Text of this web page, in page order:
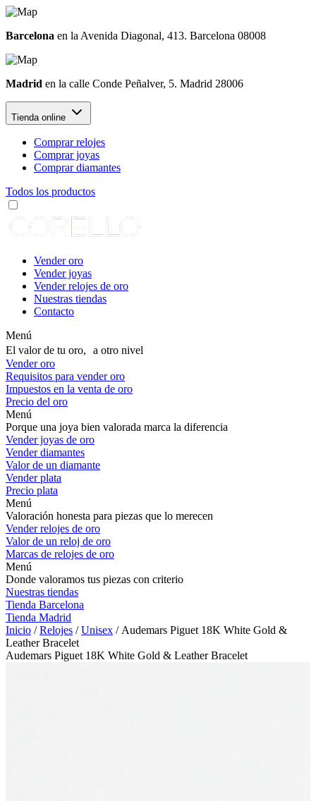
Barcelona en la Avenida Diagonal, 413. Barcelona 08008
Madrid en la calle Conde Peñalver, 5. Madrid 28006
Tienda online
Comprar relojes
Comprar joyas
Comprar diamantes
Todos los productos
Vender oro
Vender joyas
Vender relojes de oro
Nuestras tiendas
Contacto
Menú
El valor de tu oro, a otro nivel
Vender oro
Requisitos para vender oro
Impuestos en la venta de oro
Precio del oro
Menú
Porque una joya bien valorada marca la diferencia
Vender joyas de oro
Vender diamantes
Valor de un diamante
Vender plata
Precio plata
Menú
Valoración honesta para piezas que lo merecen
Vender relojes de oro
Valor de un reloj de oro
Marcas de relojes de oro
Menú
Donde valoramos tus piezas con criterio
Nuestras tiendas
Tienda Barcelona
Tienda Madrid
Inicio /Relojes /Unisex / Audemars Piguet 18K White Gold &
Leather Bracelet
Audemars Piguet 18K White Gold & Leather Bracelet